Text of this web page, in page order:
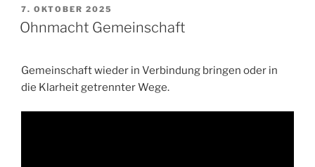
VERÖFFENTLICHT
AM
7. OKTOBER 2025
Ohnmacht Gemeinschaft
Gemeinschaft wieder in Verbindung bringen oder in
die Klarheit getrennter Wege.